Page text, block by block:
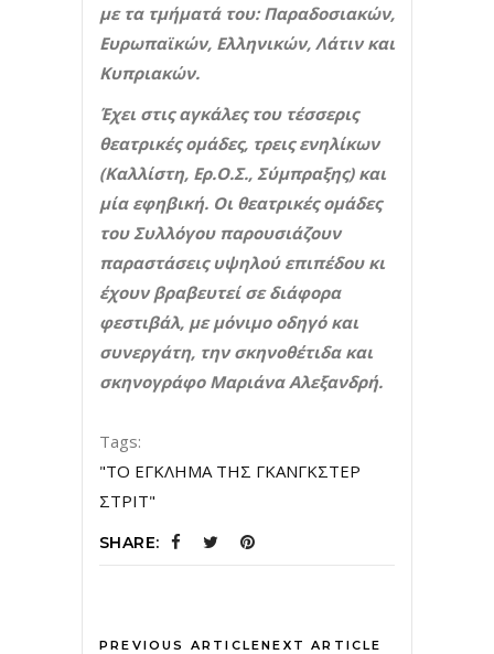
με τα τμήματά του: Παραδοσιακών,
Ευρωπαϊκών, Ελληνικών, Λάτιν και
Κυπριακών.
Έχει στις αγκάλες του τέσσερις
θεατρικές ομάδες, τρεις ενηλίκων
(Καλλίστη, Ερ.Ο.Σ., Σύμπραξης) και
μία εφηβική. Οι θεατρικές ομάδες
του Συλλόγου παρουσιάζουν
παραστάσεις υψηλού επιπέδου κι
έχουν βραβευτεί σε διάφορα
φεστιβάλ, με μόνιμο οδηγό και
συνεργάτη, την σκηνοθέτιδα και
σκηνογράφο Μαριάνα Αλεξανδρή.
Tags:
"ΤΟ ΕΓΚΛΗΜΑ ΤΗΣ ΓΚΑΝΓΚΣΤΕΡ
ΣΤΡΙΤ"
SHARE:
PREVIOUS ARTICLENEXT ARTICLE